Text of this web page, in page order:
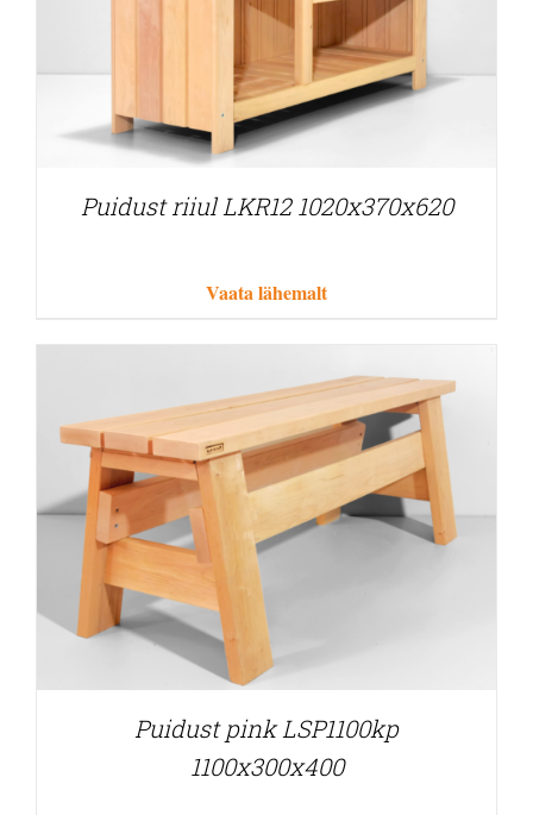
Puidust riiul LKR12 1020x370x620
Vaata lähemalt
Puidust pink LSP1100kp
1100x300x400